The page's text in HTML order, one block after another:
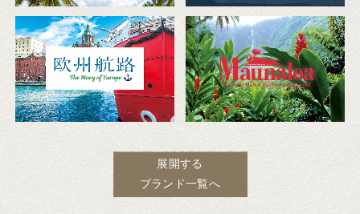
展開する
ブランド一覧へ